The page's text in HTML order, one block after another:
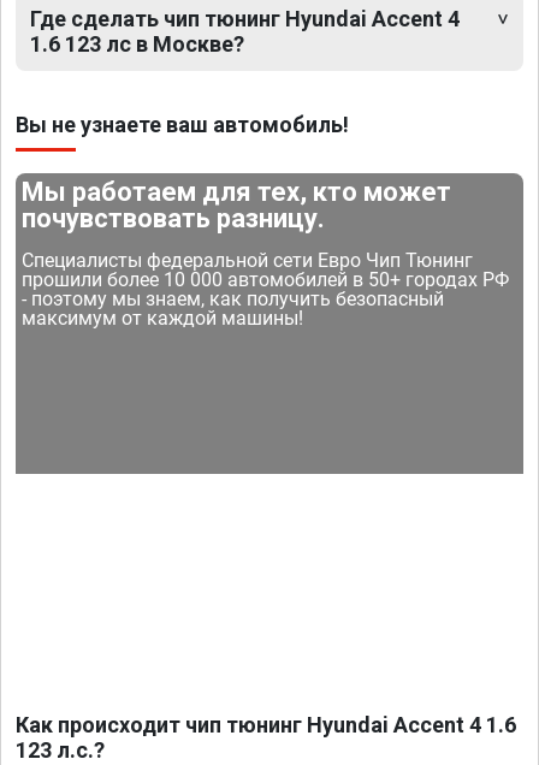
Где сделать чип тюнинг Hyundai Accent 4
1.6 123 лс в Москве?
Вы не узнаете ваш автомобиль!
Мы работаем для тех, кто может
почувствовать разницу.
Специалисты федеральной сети Евро Чип Тюнинг
прошили более 10 000 автомобилей в 50+ городах РФ
- поэтому мы знаем, как получить безопасный
максимум от каждой машины!
Как происходит чип тюнинг Hyundai Accent 4 1.6
123 л.с.?